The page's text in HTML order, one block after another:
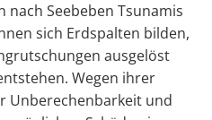
Seebeben Tsunamis
sich Erdspalten bilden,
ausgelöst
Wegen ihrer
Unberechenbarkeit und